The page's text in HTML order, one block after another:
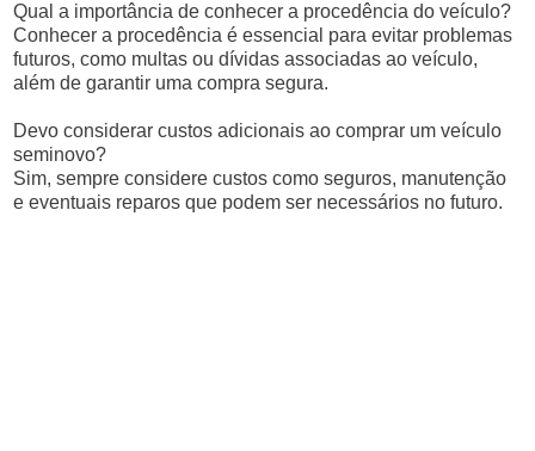
Qual a importância de conhecer a procedência do veículo?
Conhecer a procedência é essencial para evitar problemas
futuros, como multas ou dívidas associadas ao veículo,
além de garantir uma compra segura.
Devo considerar custos adicionais ao comprar um veículo
seminovo?
Sim, sempre considere custos como seguros, manutenção
e eventuais reparos que podem ser necessários no futuro.